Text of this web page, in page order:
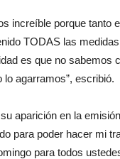
increíble porque tanto
TODAS las
es que no sabemos
agarramos”, escribió.
aparición en la
para poder hacer mi
para todos